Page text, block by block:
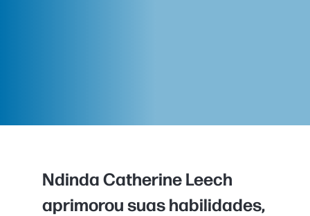
Ndinda Catherine Leech
aprimorou suas habilidades,